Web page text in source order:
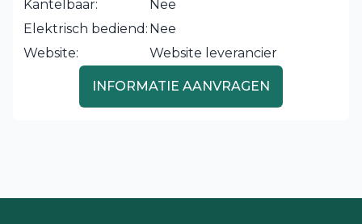
Kantelbaar:
Nee
Elektrisch bediend: Nee
Website:
Website leverancier
INFORMATIE AANVRAGEN